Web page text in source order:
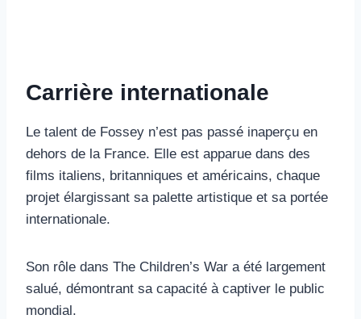
Carrière internationale
Le talent de Fossey n’est pas passé inaperçu en
dehors de la France. Elle est apparue dans des
films italiens, britanniques et américains, chaque
projet élargissant sa palette artistique et sa portée
internationale.
Son rôle dans The Children’s War a été largement
salué, démontrant sa capacité à captiver le public
mondial.